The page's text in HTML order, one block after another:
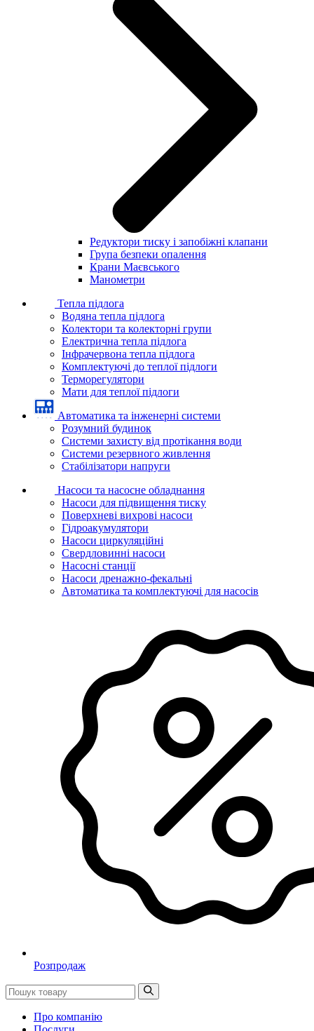
Редуктори тиску і запобіжні клапани
Група безпеки опалення
Крани Маєвського
Манометри
Тепла підлога
Водяна тепла підлога
Колектори та колекторні групи
Електрична тепла підлога
Інфрачервона тепла підлога
Комплектуючі до теплої підлоги
Терморегулятори
Мати для теплої підлоги
Автоматика та інженерні системи
Розумний будинок
Системи захисту від протікання води
Системи резервного живлення
Стабілізатори напруги
Насоси та насосне обладнання
Насоси для підвищення тиску
Поверхневі вихрові насоси
Гідроакумулятори
Насоси циркуляційні
Свердловинні насоси
Насосні станції
Насоси дренажно-фекальні
Автоматика та комплектуючі для насосів
Розпродаж
Про компанію